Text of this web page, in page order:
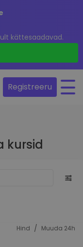
kättesaadavad.
Registreeru
kursid
Hind / Muuda 24h